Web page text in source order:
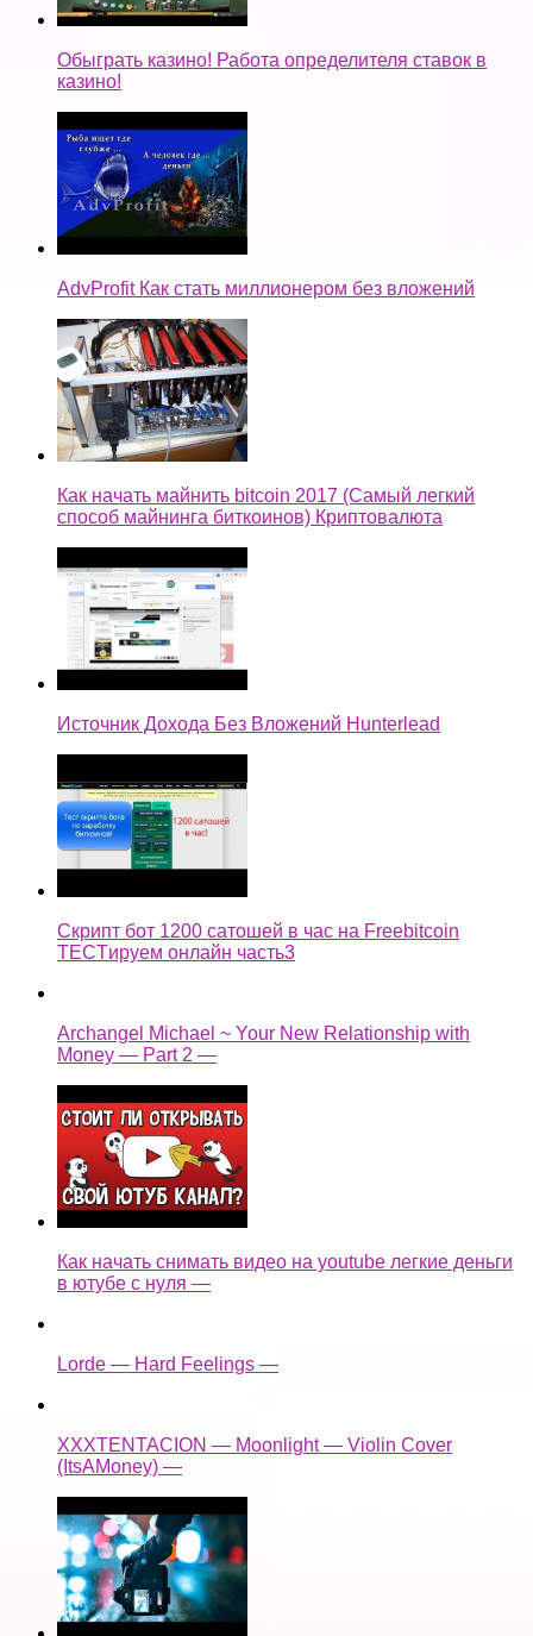
Обыграть казино! Работа определителя ставок в
казино!
AdvProfit Как стать миллионером без вложений
Как начать майнить bitcoin 2017 (Самый легкий
способ майнинга биткоинов) Криптовалюта
Источник Дохода Без Вложений Hunterlead
Скрипт бот 1200 сатошей в час на Freebitcoin
TECTируем онлайн часть3
Archangel Michael ~ Your New Relationship with
Money — Part 2 —
Как начать снимать видео на youtube легкие деньги
в ютубе с нуля —
Lorde — Hard Feelings —
XXXTENTACION — Moonlight — Violin Cover
(ItsAMoney) —